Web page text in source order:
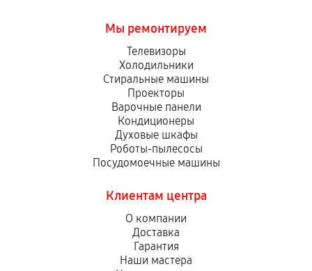
Мы ремонтируем
Телевизоры
Холодильники
Стиральные машины
Проекторы
Варочные панели
Кондиционеры
Духовые шкафы
Роботы-пылесосы
Посудомоечные машины
Клиентам центра
О компании
Доставка
Гарантия
Наши мастера